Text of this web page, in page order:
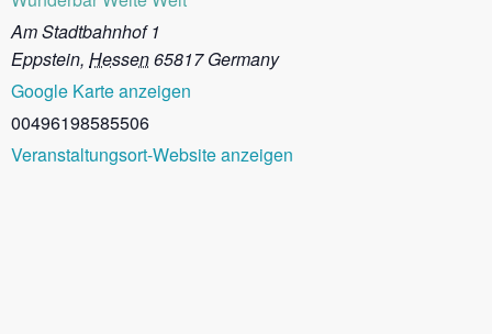
Am Stadtbahnhof 1
Eppstein, Hessen65817 Germany
Google Karte anzeigen
00496198585506
Veranstaltungsort-Website anzeigen